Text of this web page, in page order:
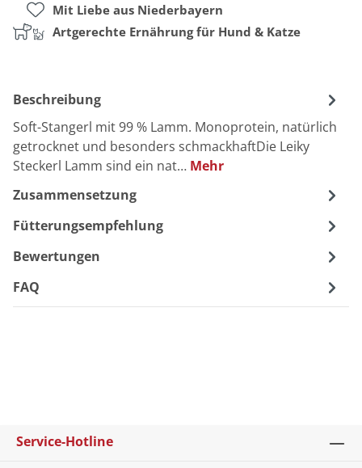
Mit Liebe aus Niederbayern
Artgerechte Ernährung für Hund & Katze
Beschreibung
Soft-Stangerl mit 99 % Lamm. Monoprotein, natürlich
getrocknet und besonders schmackhaftDie Leiky
Steckerl Lamm sind ein nat… Mehr
Zusammensetzung
Fütterungsempfehlung
Bewertungen
FAQ
Service-Hotline